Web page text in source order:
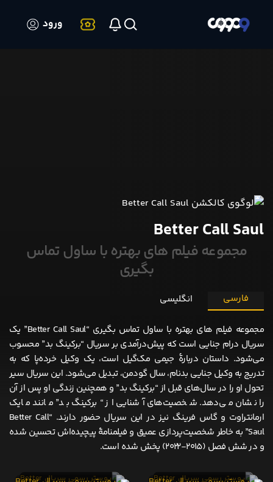
ورود
Better Call Saul
مجموعه فیلم های بهتره با ساول تماس
بگیری
فارسی انگلیسی
مجموعه فیلم های بهتره با ساول تماس بگیری “Better Call Saul” یک
سریال درام جنایی است که پیش‌درآمدی بر سریال “برکینگ بد” محسوب
می‌شود. داستان دربارهٔ جیمی مک‌گیل است، یک وکیل خرده‌پا که به
تدریج به وکیل جنایی بدنام، سال گودمن، تبدیل می‌شود. این سریال سیر
تحول او را در سال‌های قبل از “برکینگ بد” و همچنین زندگی او پس از آن
را نشان می‌دهد. شخصیت‌های آشنایی از “برکینگ بد” مانند مایک
ارمانتراوت و گاس فرینگ نیز در این سریال حضور دارند. “Better Call
Saul” به خاطر شخصیت‌پردازی عمیق و فیلمنامهٔ پیچیده‌اش تحسین شده
و در شش فصل (۲۰۱۵-۲۰۲۲) پخش شده است.